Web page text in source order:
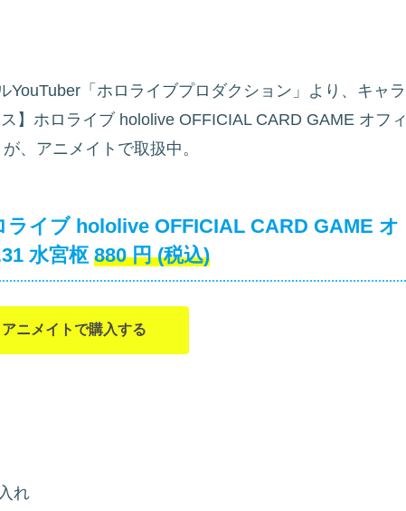
YouTuber「ホロライブプロダクション」より、キャラ
】ホロライブ hololive OFFICIAL CARD GAME オフィ
が、アニメイトで取扱中。
ライブ hololive OFFICIAL CARD GAME オ
水宮枢 880 円 (税込)
アニメイトで購入する
れ